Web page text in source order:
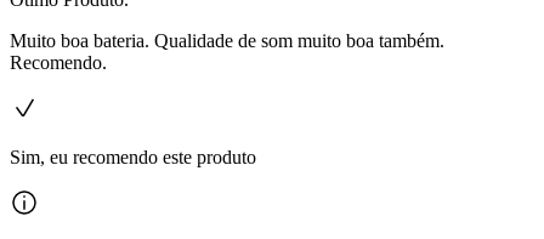
Muito boa bateria. Qualidade de som muito boa também.
Recomendo.
Sim, eu recomendo este produto